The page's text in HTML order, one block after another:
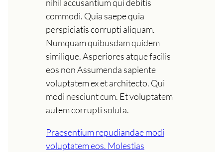
nihil accusantium qui debitis
commodi. Quia saepe quia
perspiciatis corrupti aliquam.
Numquam quibusdam quidem
similique. Asperiores atque facilis
eos non Assumenda sapiente
voluptatem ex et architecto. Qui
modi nesciunt cum. Et voluptatem
autem corrupti soluta.
Praesentium repudiandae modi
voluptatem eos. Molestias